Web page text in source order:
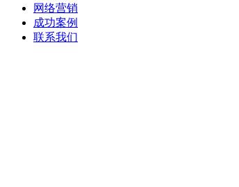
网络营销
成功案例
联系我们